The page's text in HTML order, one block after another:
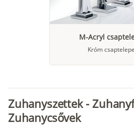
M-Acryl
Króm
Zuhanyszettek -
Zuhanycsővek